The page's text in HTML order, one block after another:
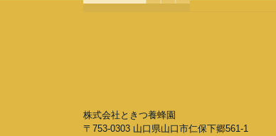
株式会社ときつ養蜂園
〒753-0303 山口県山口市仁保下郷561-1